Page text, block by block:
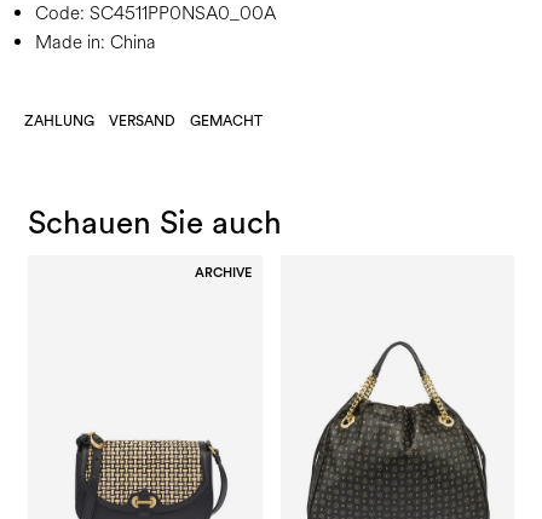
Code: SC4511PP0NSA0_00A
Made in: China
ZAHLUNG VERSAND GEMACHT
Schauen Sie auch
ARCHIVE